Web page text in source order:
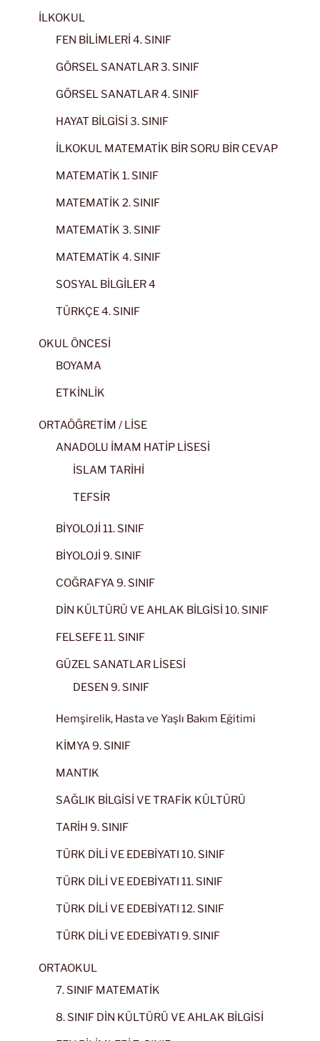
İLKOKUL
FEN BİLİMLERİ 4. SINIF
GÖRSEL SANATLAR 3. SINIF
GÖRSEL SANATLAR 4. SINIF
HAYAT BİLGİSİ 3. SINIF
İLKOKUL MATEMATİK BİR SORU BİR CEVAP
MATEMATİK 1. SINIF
MATEMATİK 2. SINIF
MATEMATİK 3. SINIF
MATEMATİK 4. SINIF
SOSYAL BİLGİLER 4
TÜRKÇE 4. SINIF
OKUL ÖNCESİ
BOYAMA
ETKİNLİK
ORTAÖĞRETİM / LİSE
ANADOLU İMAM HATİP LİSESİ
İSLAM TARİHİ
TEFSİR
BİYOLOJİ 11. SINIF
BİYOLOJİ 9. SINIF
COĞRAFYA 9. SINIF
DİN KÜLTÜRÜ VE AHLAK BİLGİSİ 10. SINIF
FELSEFE 11. SINIF
GÜZEL SANATLAR LİSESİ
DESEN 9. SINIF
Hemşirelik, Hasta ve Yaşlı Bakım Eğitimi
KİMYA 9. SINIF
MANTIK
SAĞLIK BİLGİSİ VE TRAFİK KÜLTÜRÜ
TARİH 9. SINIF
TÜRK DİLİ VE EDEBİYATI 10. SINIF
TÜRK DİLİ VE EDEBİYATI 11. SINIF
TÜRK DİLİ VE EDEBİYATI 12. SINIF
TÜRK DİLİ VE EDEBİYATI 9. SINIF
ORTAOKUL
7. SINIF MATEMATİK
8. SINIF DİN KÜLTÜRÜ VE AHLAK BİLGİSİ